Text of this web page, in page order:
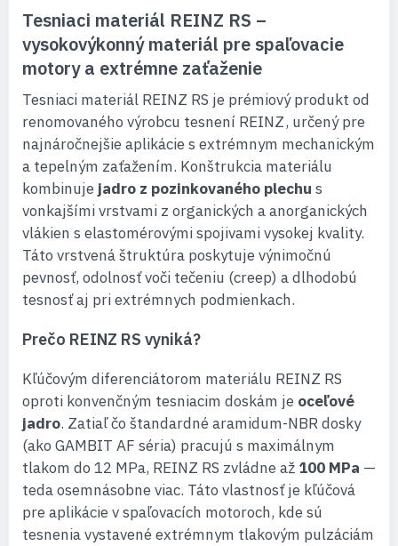
Tesniaci materiál REINZ RS –
vysokovýkonný materiál pre spaľovacie
motory a extrémne zaťaženie
Tesniaci materiál REINZ RS je prémiový produkt od
renomovaného výrobcu tesnení REINZ, určený pre
najnáročnejšie aplikácie s extrémnym mechanickým
a tepelným zaťažením. Konštrukcia materiálu
kombinuje jadro z pozinkovaného plechu s
vonkajšími vrstvami z organických a anorganických
vlákien s elastomérovými spojivami vysokej kvality.
Táto vrstvená štruktúra poskytuje výnimočnú
pevnosť, odolnosť voči tečeniu (creep) a dlhodobú
tesnosť aj pri extrémnych podmienkach.
Prečo REINZ RS vyniká?
Kľúčovým diferenciátorom materiálu REINZ RS
oproti konvenčným tesniacim doskám je oceľové
jadro. Zatiaľ čo štandardné aramidum-NBR dosky
(ako GAMBIT AF séria) pracujú s maximálnym
tlakom do 12 MPa, REINZ RS zvládne až 100 MPa —
teda osemnásobne viac. Táto vlastnosť je kľúčová
pre aplikácie v spaľovacích motoroch, kde sú
tesnenia vystavené extrémnym tlakovým pulzáciám